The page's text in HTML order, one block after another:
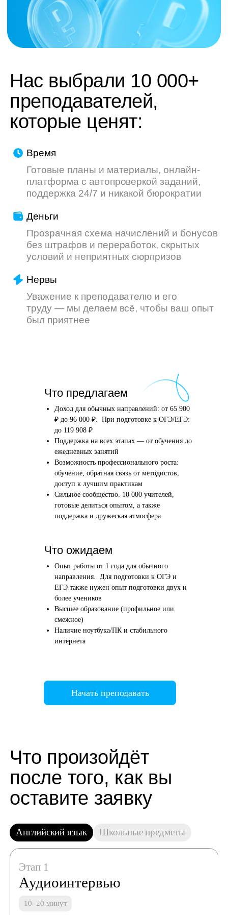
труду — мы делаем всё, чтобы ваш опыт
был приятнее
Что предлагаем
Начать преподавать
Что ожидаем
Доход для обычных направлений: от 65 900
₽ до 96 000 ₽. При подготовке к ОГЭ/ЕГЭ:
до 119 908 ₽
Поддержка на всех этапах — от обучения до
ежедневных занятий
Возможность профессионального роста:
обучение, обратная связь от методистов,
доступ к лучшим практикам
Сильное сообщество. 10 000 учителей,
готовые делиться опытом, а также
поддержка и дружеская атмосфера
Опыт работы от 1 года для обычного
направления. Для подготовки к ОГЭ и
ЕГЭ также нужен опыт подготовки двух и
более учеников
Высшее образование (профильное или
смежное)
Наличие ноутбука/ПК и стабильного
интернета
после того, как вы
оставите заявку
Английский язык Школьные предметы
Аудиоинтервью
Отвечаете по-английски на 4 вопроса
Начать преподавать